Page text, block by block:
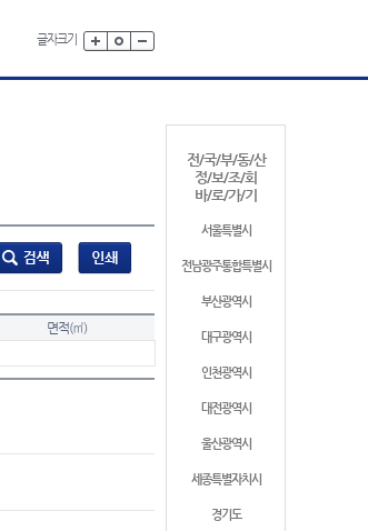
글자크기
전/국/부/동/산
정/보/조/회
바/로/가/기
서울특별시
전남광주통합특별시
부산광역시
대구광역시
인천광역시
대전광역시
울산광역시
세종특별자치시
경기도
면적(㎡)